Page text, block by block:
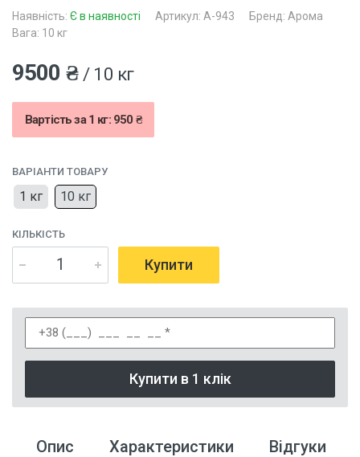
Наявність: Є в наявності Артикул: A-943
Бренд: Арома
Вага: 10 кг
9500 ₴ / 10 кг
Вартість за 1 кг: 950 ₴
ВАРІАНТИ ТОВАРУ
1 кг 10 кг
КІЛЬКІСТЬ
Купити
Купити в 1 клік
Опис Характеристики Відгуки